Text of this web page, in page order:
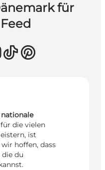
für
die vielen
ist
hoffen, dass
du